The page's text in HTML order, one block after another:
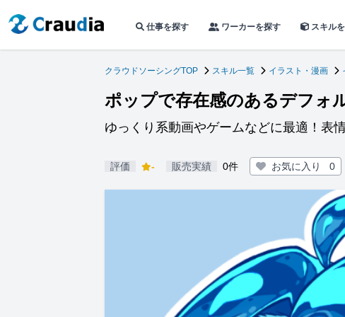
仕事を探す ワーカーを探す スキル
クラウドソーシングTOP スキル一覧 イラスト・漫画
ポップで存在感のあるデフォ
ゆっくり系動画やゲームなどに最適！表
評価 - 販売実績 0件 お気に入り 0